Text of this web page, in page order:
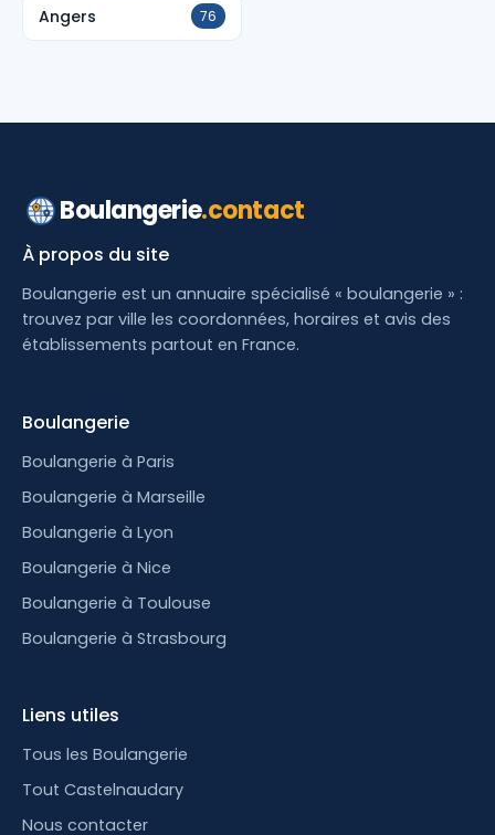
Angers 76
Boulangerie.contact
À propos du site
Boulangerie est un annuaire spécialisé « boulangerie » :
trouvez par ville les coordonnées, horaires et avis des
établissements partout en France.
Boulangerie
Boulangerie à Paris
Boulangerie à Marseille
Boulangerie à Lyon
Boulangerie à Nice
Boulangerie à Toulouse
Boulangerie à Strasbourg
Liens utiles
Tous les Boulangerie
Tout Castelnaudary
Nous contacter